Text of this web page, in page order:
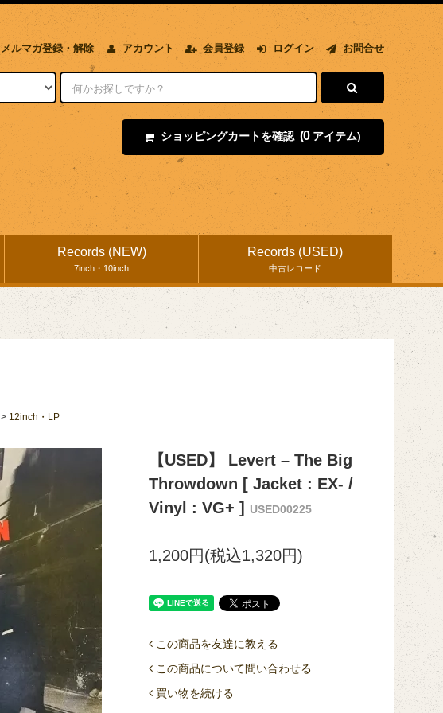
メルマガ登録・解除 アカウント 会員登録 ログイン お問合せ
ショッピングカートを確認 (0 アイテム)
Records (NEW)
7inch・10inch
Records (USED)
中古レコード
> 12inch・LP
【USED】 Levert ‎– The Big
Throwdown [ Jacket : EX- /
Vinyl : VG+ ]
USED00225
1,200円(税込1,320円)
この商品を友達に教える
この商品について問い合わせる
買い物を続ける